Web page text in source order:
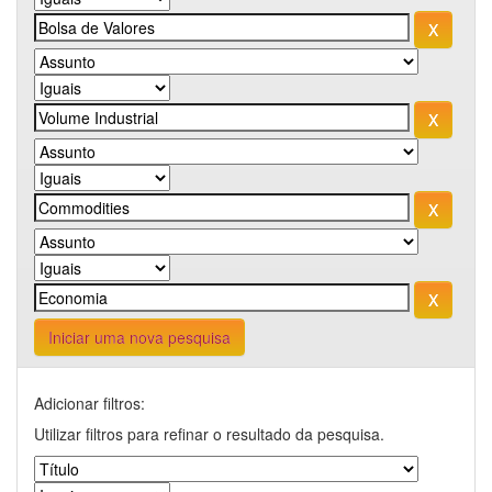
Iniciar uma nova pesquisa
Adicionar filtros:
Utilizar filtros para refinar o resultado da pesquisa.